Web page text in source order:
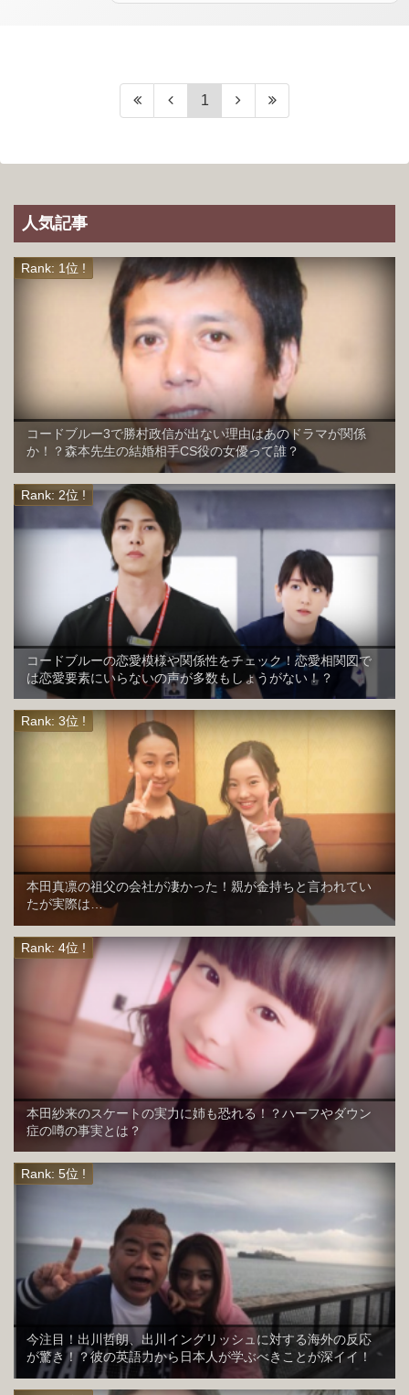
1
人気記事
コードブルー3で勝村政信が出ない理由はあのドラマが関係
か！？森本先生の結婚相手CS役の女優って誰？
コードブルーの恋愛模様や関係性をチェック！恋愛相関図で
は恋愛要素にいらないの声が多数もしょうがない！？
本田真凛の祖父の会社が凄かった！親が金持ちと言われてい
たが実際は…
本田紗来のスケートの実力に姉も恐れる！？ハーフやダウン
症の噂の事実とは？
今注目！出川哲朗、出川イングリッシュに対する海外の反応
が驚き！？彼の英語力から日本人が学ぶべきことが深イイ！